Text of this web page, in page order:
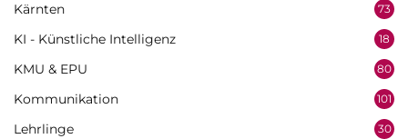
Kärnten 73
KI - Künstliche Intelligenz 18
KMU & EPU 80
Kommunikation 101
Lehrlinge 30